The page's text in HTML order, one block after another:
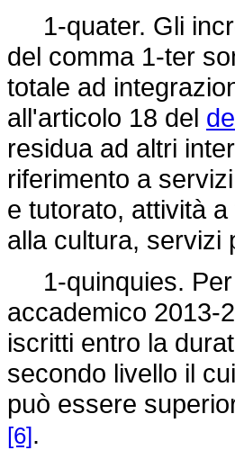
1-quater. Gli
del comma 1-ter
totale ad
all'articolo 18 del
residua ad altri
riferimento a
e tutorato, attività
alla cultura, servizi
1-quinquies. Per
accademico 2013-
iscritti entro la
secondo livello il
può essere
[6].